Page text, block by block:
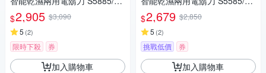
(一年保固)
$2,905 $3,090
5 (2)
限時下殺 券
加入購物車
(一年保固)
$2,679 $2,850
5 (2)
挑戰低價 券
加入購物車